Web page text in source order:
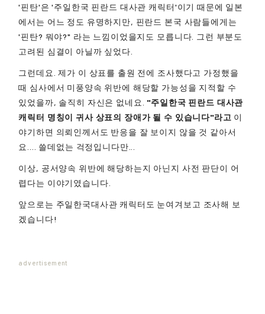
'핀탄'은 '주일한국 핀란드 대사관 캐릭터'이기 때문에 일본
에서는 어느 정도 유명하지만, 핀란드 본국 사람들에게는
'핀탄? 뭐야?" 라는 느낌이었을지도 모릅니다. 그런 부분도
고려된 심결이 아닐까 싶었다.
그런데요. 제가 이 상표를 출원 전에 조사했다고 가정했을
때 심사에서 미풍양속 위반에 해당할 가능성을 지적할 수
있었을까, 솔직히 자신은 없네요. "주일한국 핀란드 대사관
캐릭터 명칭이 귀사 상표의 장애가 될 수 있습니다"라고 이
야기하면 의뢰인께서도 반응을 잘 보이지 않을 것 같아서
요.... 쓸데없는 걱정입니다만...
이상, 공서양속 위반에 해당하는지 아닌지 사전 판단이 어
렵다는 이야기였습니다.
앞으로는 주일한국대사관 캐릭터도 눈여겨보고 조사해 보
겠습니다!
advertisement